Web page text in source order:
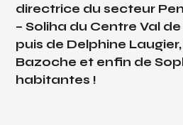
directrice du secteur
– Soliha du Centre Val
puis de Delphine Laugier,
Bazoche et enfin de
habitantes !